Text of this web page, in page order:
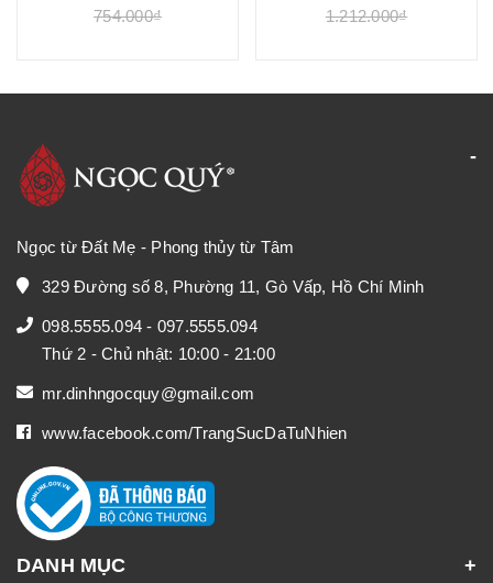
754.000₫
1.212.000₫
Ngọc từ Đất Mẹ - Phong thủy từ Tâm
329 Đường số 8, Phường 11, Gò Vấp, Hồ Chí Minh
098.5555.094 - 097.5555.094
Thứ 2 - Chủ nhật: 10:00 - 21:00
mr.dinhngocquy@gmail.com
www.facebook.com/TrangSucDaTuNhien
DANH MỤC